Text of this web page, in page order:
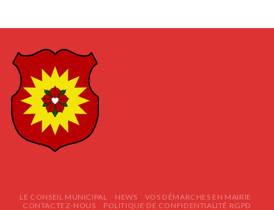
LE CONSEIL MUNICIPAL NEWS
VOS DÉMARCHES EN MAIRIE
CONTACTEZ-NOUS
POLITIQUE DE CONFIDENTIALITÉ RGPD